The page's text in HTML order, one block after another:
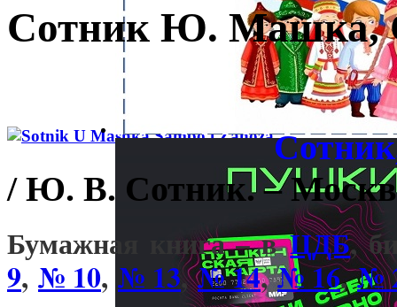
Сотник Ю. Машка,
/ Ю. В. Сотник. –
Бумажная книга – вЦДБ,
9, № 10, № 13,№ 14,№ 16,№